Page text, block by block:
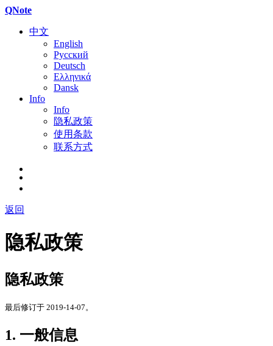
QNote
中文
English
Русский
Deutsch
Ελληνικά
Dansk
Info
Info
隐私政策
使用条款
联系方式
返回
隐私政策
隐私政策
最后修订于 2019-14-07。
1. 一般信息